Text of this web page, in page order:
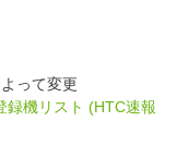
って変更
録機リスト (HTC速報